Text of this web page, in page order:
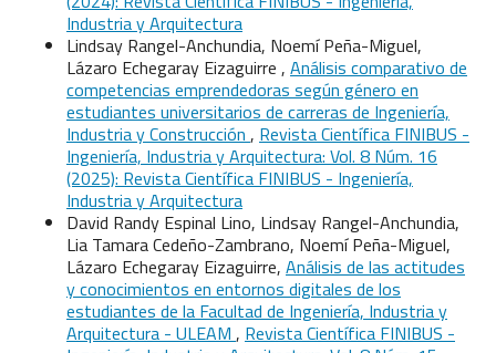
Industria y Arquitectura
Lindsay Rangel-Anchundia, Noemí Peña-Miguel,
Lázaro Echegaray Eizaguirre , Análisis comparativo de
competencias emprendedoras según género en
estudiantes universitarios de carreras de Ingeniería,
Industria y Construcción , Revista Científica FINIBUS -
Ingeniería, Industria y Arquitectura: Vol. 8 Núm. 16
(2025): Revista Científica FINIBUS - Ingeniería,
Industria y Arquitectura
David Randy Espinal Lino, Lindsay Rangel-Anchundia,
Lia Tamara Cedeño-Zambrano, Noemí Peña-Miguel,
Lázaro Echegaray Eizaguirre, Análisis de las actitudes
y conocimientos en entornos digitales de los
estudiantes de la Facultad de Ingeniería, Industria y
Arquitectura - ULEAM , Revista Científica FINIBUS -